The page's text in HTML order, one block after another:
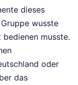
dieses
wusste
musste.
oder
das